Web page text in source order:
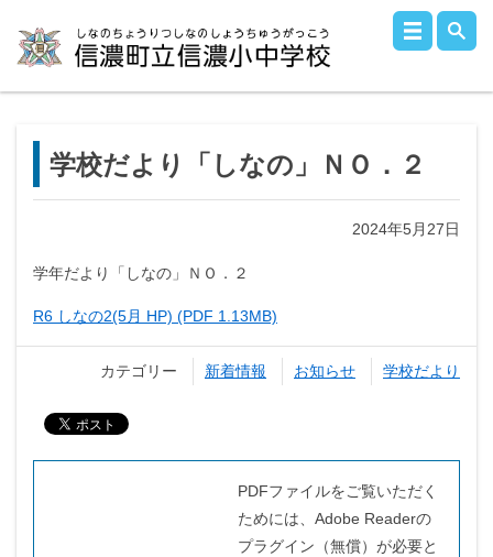
学校だより「しなの」ＮＯ．２
2024年5月27日
学年だより「しなの」ＮＯ．２
R6 しなの2(5月 HP) (PDF 1.13MB)
カテゴリー 新着情報 お知らせ 学校だより
PDFファイルをご覧いただく
ためには、Adobe Readerの
プラグイン（無償）が必要と